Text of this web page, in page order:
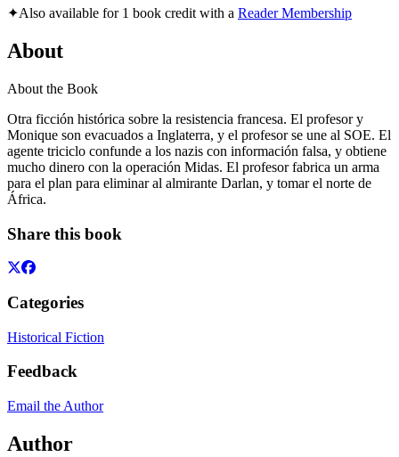
✦Also available for 1 book credit with a Reader Membership
About
About the Book
Otra ficción histórica sobre la resistencia francesa. El profesor y
Monique son evacuados a Inglaterra, y el profesor se une al SOE. El
agente triciclo confunde a los nazis con información falsa, y obtiene
mucho dinero con la operación Midas. El profesor fabrica un arma
para el plan para eliminar al almirante Darlan, y tomar el norte de
África.
Share this book
Categories
Historical Fiction
Feedback
Email the Author
Author